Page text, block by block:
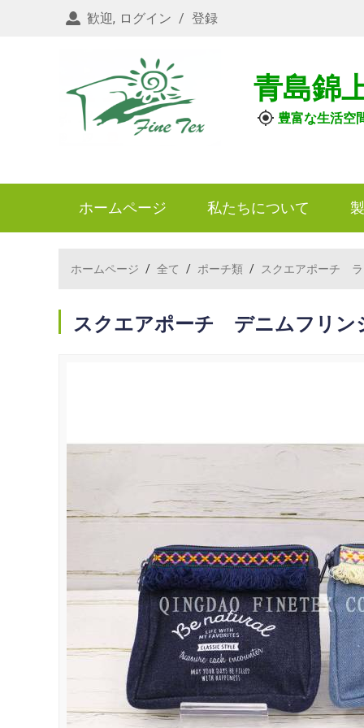
歓迎, ログイン / 登録
青島錦
豊富な生活空
ホームページ 私たちについて
ホームページ / 全て / ポーチ類 / スクエアポーチ ラ
スクエアポーチ デニムフリ